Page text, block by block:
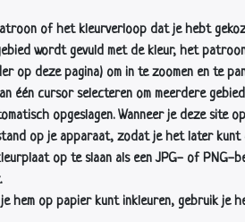
of het kleurverloop dat je hebt
wordt gevuld met de kleur, het
op deze pagina) om in te zoomen en te
één cursor selecteren om meerdere
opgeslagen. Wanneer je deze site
op je apparaat, zodat je het later kunt
op te slaan als een JPG- of PNG-
hem op papier kunt inkleuren, gebruik je